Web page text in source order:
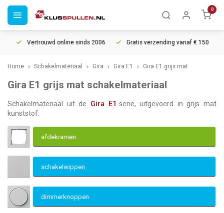
0
Vertrouwd online sinds 2006 Gratis verzending vanaf € 150
Home Schakelmateriaal Gira Gira E1 Gira E1 grijs mat
Gira E1 grijs mat schakelmateriaal
Schakelmateriaal uit de Gira E1 -serie, uitgevoerd in grijs mat
kunststof.
afdekramen
schakelwippen
dimmerknoppen